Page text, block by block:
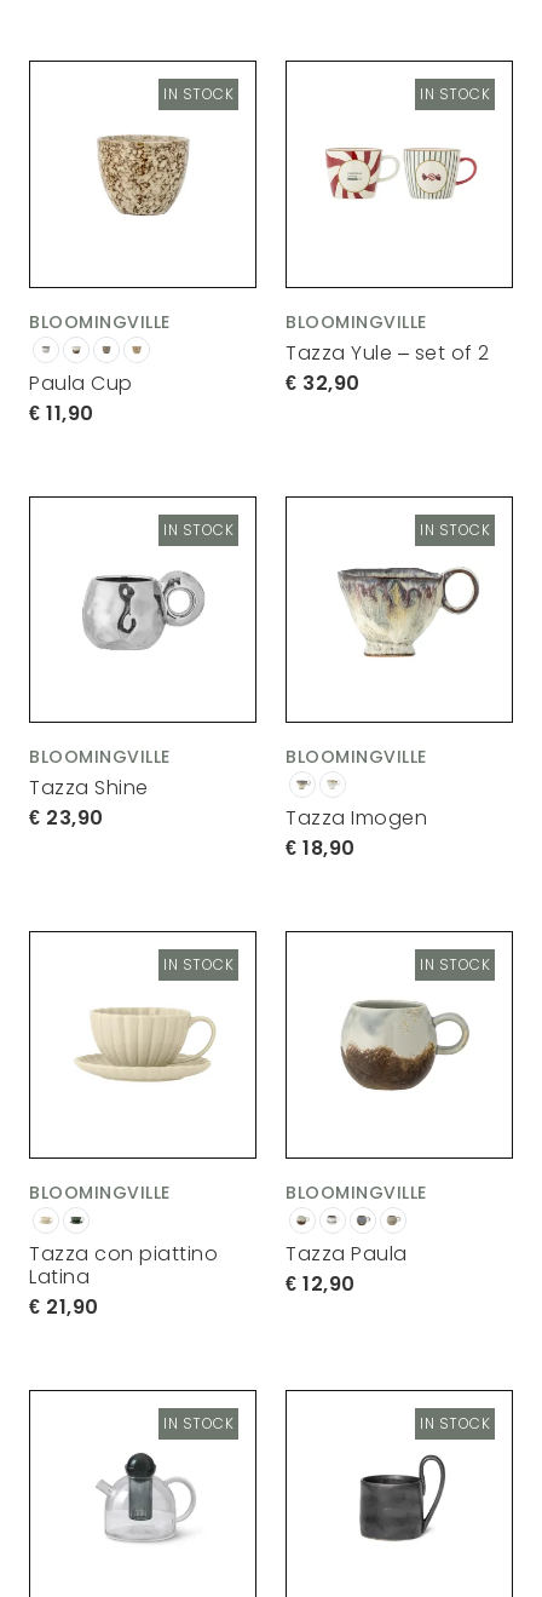
BLOOMINGVILLE
Paula Cup
11,90
IN STOCK
BLOOMINGVILLE
Tazza Yule – set of 2
32,90
IN STOCK
BLOOMINGVILLE
Tazza Shine
23,90
IN STOCK
BLOOMINGVILLE
Tazza Imogen
18,90
IN STOCK
BLOOMINGVILLE
Tazza con piattino
Latina
21,90
IN STOCK
BLOOMINGVILLE
Tazza Paula
12,90
IN STOCK
IN STOCK IN STOCK